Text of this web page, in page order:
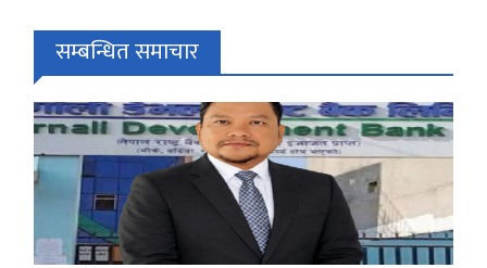
सम्बन्धित समाचार